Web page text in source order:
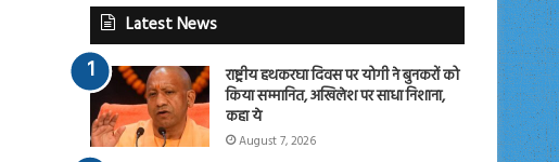
Latest News
राष्ट्रीय हथकरघा दिवस पर योगी ने बुनकरों को
किया सम्मानित, अखिलेश पर साधा निशाना,
कहा ये
August 7, 2026